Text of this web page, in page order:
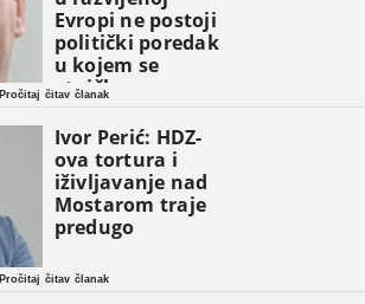
Evropi ne postoji
politički poredak
u kojem se
etničke grupe
pojavljuju kao
osnovne
političke jedinice
Pročitaj čitav članak
Ivor Perić: HDZ-
ova tortura i
iživljavanje nad
Mostarom traje
predugo
Pročitaj čitav članak